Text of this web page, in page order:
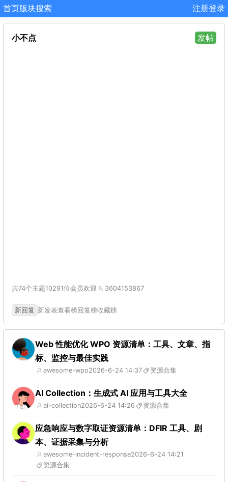
首页版块搜索 注册登录
小不点 发帖
共74个主题10291位会员欢迎 3604153867
新回复 新发表查看榜回复榜收藏榜
Web 性能优化 WPO 资源清单：工具、文章、指
标、监控与最佳实践
awesome-wpo2026-6-24 14:37 资源合集
AI Collection：生成式 AI 应用与工具大全
ai-collection2026-6-24 14:26 资源合集
应急响应与数字取证资源清单：DFIR 工具、剧
本、证据采集与分析
awesome-incident-response2026-6-24 14:21
资源合集